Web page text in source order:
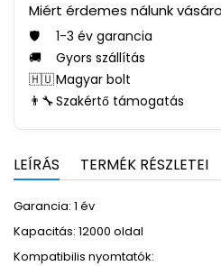
Miért érdemes nálunk
🛡️
1-3 év garancia
🚚
Gyors szállítás
🇭🇺Magyar bolt
👨‍🔧Szakértő támogatás
LEÍRÁS TERMÉK RÉSZLETEI
Garancia: 1 év
Kapacitás: 12000 oldal
Kompatibilis nyomtatók: